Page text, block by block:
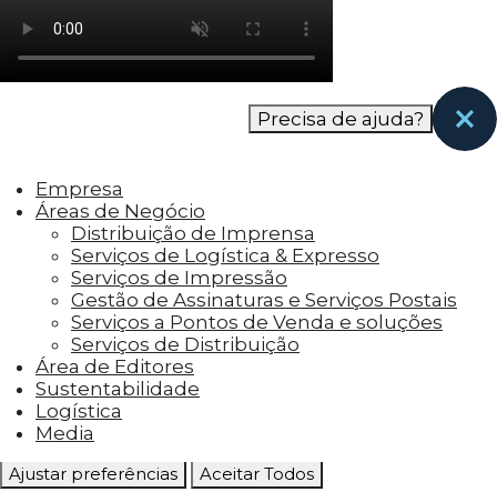
como os visitantes interagem com o site. Esses
cookies ajudam a fornecer informações sobre
as métricas do número de visitantes, taxa de
rejeição, origem do tráfego, etc.
funcionalidades, como compartilhar o
conteúdo do site em plataformas de social
media, coletar feedbacks e outros recursos de
terceiros.
Cookies Marketing
Os cookies de marketing são usados para
entregar aos visitantes anúncios
personalizados com base nas páginas que eles
visitaram antes e analisar a eficácia da
campanha publicitária.
Ajustar preferências Aceitar Todos
Precisa de ajuda?
Empresa
Áreas de Negócio
Distribuição de Imprensa
Serviços de Logística & Expresso
Serviços de Impressão
Gestão de Assinaturas e Serviços Postais
Serviços a Pontos de Venda e soluções
Serviços de Distribuição
Área de Editores
Sustentabilidade
Logística
Media